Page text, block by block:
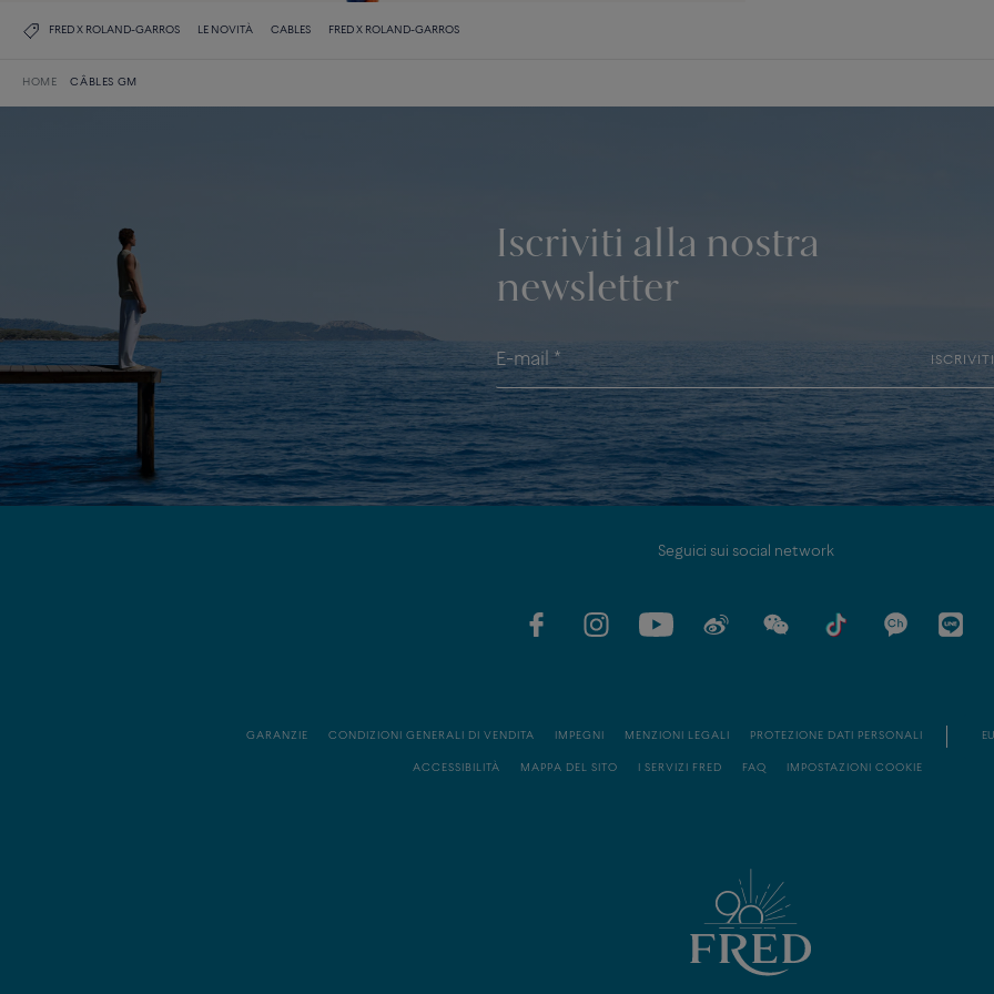
FRED X ROLAND-GARROS LE NOVITÀ CABLES FRED X ROLAND-GARROS
HOME CÂBLES GM
Iscriviti alla nostra
newsletter
ISCRIVITI
Seguici sui social network
GARANZIE CONDIZIONI GENERALI DI VENDITA IMPEGNI MENZIONI LEGALI PROTEZIONE DATI PERSONALI
ACCESSIBILITÀ MAPPA DEL SITO I SERVIZI FRED FAQ IMPOSTAZIONI COOKIE